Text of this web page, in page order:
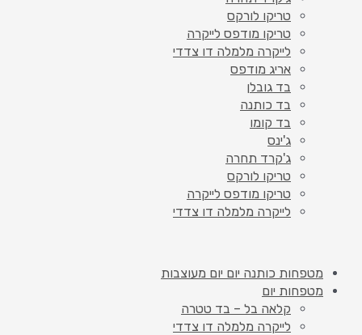
טריקו לורקס
טריקו מודפס לייקרה
לייקרה מלמלה דו צדדי
אריג מודפס
בד גובלן
בד כותנה
בד קומו
ג'ינס
ג'קרד תחרה
טריקו לורקס
טריקו מודפס לייקרה
לייקרה מלמלה דו צדדי
מטפחות כותנה יום יום מעוצבות
מטפחות יום
קלאה בל – בד טטרה
לייקרה מלמלה דו צדדי